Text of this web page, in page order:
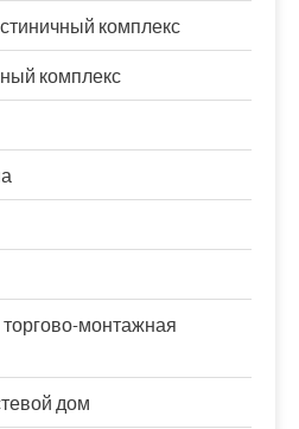
комплекс
комплекс
монтажная
дом